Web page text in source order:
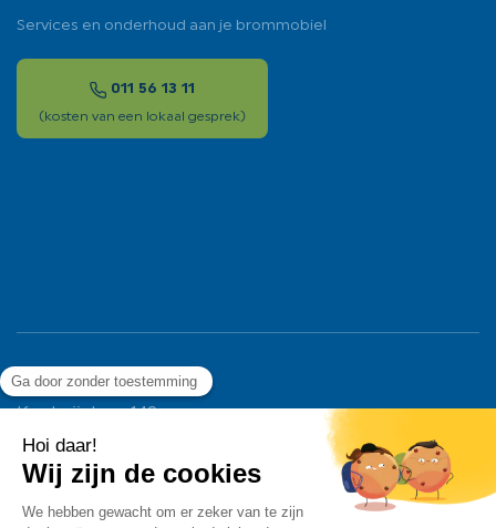
Services en onderhoud aan je brommobiel
011 56 13 11
(kosten van een lokaal gesprek)
Ligier Group Benelux
Koolmijnlaan 142
3582 Beringen – België
T. +32 11 56 13 11
info@ligiergroup.nl